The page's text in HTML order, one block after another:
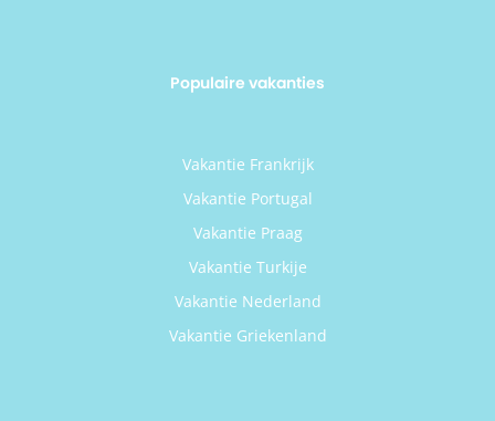
Populaire vakanties
Vakantie Frankrijk
Vakantie Portugal
Vakantie Praag
Vakantie Turkije
Vakantie Nederland
Vakantie Griekenland